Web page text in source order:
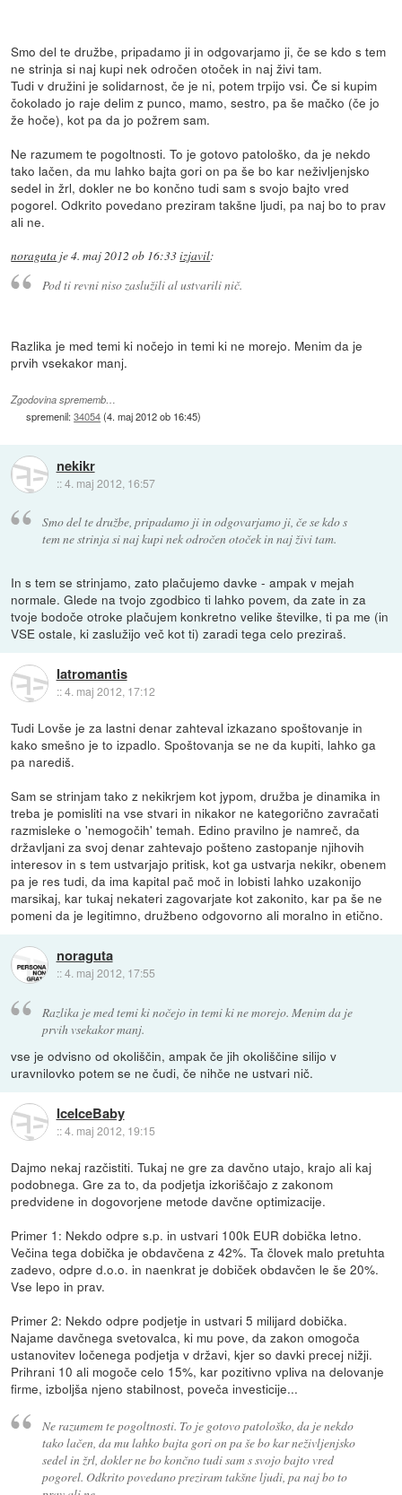
Smo del te družbe, pripadamo ji in odgovarjamo ji, če se kdo s tem
ne strinja si naj kupi nek odročen otoček in naj živi tam.
Tudi v družini je solidarnost, če je ni, potem trpijo vsi. Če si kupim
čokolado jo raje delim z punco, mamo, sestro, pa še mačko (če jo
že hoče), kot pa da jo požrem sam.
Ne razumem te pogoltnosti. To je gotovo patološko, da je nekdo
tako lačen, da mu lahko bajta gori on pa še bo kar neživljenjsko
sedel in žrl, dokler ne bo končno tudi sam s svojo bajto vred
pogorel. Odkrito povedano preziram takšne ljudi, pa naj bo to prav
ali ne.
noraguta je4. maj 2012 ob 16:33izjavil:
Pod ti revni niso zaslužili al ustvarili nič.
Razlika je med temi ki nočejo in temi ki ne morejo. Menim da je
prvih vsekakor manj.
Zgodovina sprememb…
spremenil:34054(4. maj 2012 ob 16:45)
nekikr
::4. maj 2012, 16:57
Smo del te družbe, pripadamo ji in odgovarjamo ji, če se kdo s
tem ne strinja si naj kupi nek odročen otoček in naj živi tam.
In s tem se strinjamo, zato plačujemo davke - ampak v mejah
normale. Glede na tvojo zgodbico ti lahko povem, da zate in za
tvoje bodoče otroke plačujem konkretno velike številke, ti pa me (in
VSE ostale, ki zaslužijo več kot ti) zaradi tega celo preziraš.
Iatromantis
::4. maj 2012, 17:12
Tudi Lovše je za lastni denar zahteval izkazano spoštovanje in
kako smešno je to izpadlo. Spoštovanja se ne da kupiti, lahko ga
pa narediš.
Sam se strinjam tako z nekikrjem kot jypom, družba je dinamika in
treba je pomisliti na vse stvari in nikakor ne kategorično zavračati
razmisleke o 'nemogočih' temah. Edino pravilno je namreč, da
državljani za svoj denar zahtevajo pošteno zastopanje njihovih
interesov in s tem ustvarjajo pritisk, kot ga ustvarja nekikr, obenem
pa je res tudi, da ima kapital pač moč in lobisti lahko uzakonijo
marsikaj, kar tukaj nekateri zagovarjate kot zakonito, kar pa še ne
pomeni da je legitimno, družbeno odgovorno ali moralno in etično.
noraguta
::4. maj 2012, 17:55
Razlika je med temi ki nočejo in temi ki ne morejo. Menim da je
prvih vsekakor manj.
vse je odvisno od okoliščin, ampak če jih okoliščine silijo v
uravnilovko potem se ne čudi, če nihče ne ustvari nič.
IceIceBaby
::4. maj 2012, 19:15
Dajmo nekaj razčistiti. Tukaj ne gre za davčno utajo, krajo ali kaj
podobnega. Gre za to, da podjetja izkoriščajo z zakonom
predvidene in dogovorjene metode davčne optimizacije.
Primer 1: Nekdo odpre s.p. in ustvari 100k EUR dobička letno.
Večina tega dobička je obdavčena z 42%. Ta človek malo pretuhta
zadevo, odpre d.o.o. in naenkrat je dobiček obdavčen le še 20%.
Vse lepo in prav.
Primer 2: Nekdo odpre podjetje in ustvari 5 milijard dobička.
Najame davčnega svetovalca, ki mu pove, da zakon omogoča
ustanovitev ločenega podjetja v državi, kjer so davki precej nižji.
Prihrani 10 ali mogoče celo 15%, kar pozitivno vpliva na delovanje
firme, izboljša njeno stabilnost, poveča investicije...
Ne razumem te pogoltnosti. To je gotovo patološko, da je nekdo
tako lačen, da mu lahko bajta gori on pa še bo kar neživljenjsko
sedel in žrl, dokler ne bo končno tudi sam s svojo bajto vred
pogorel. Odkrito povedano preziram takšne ljudi, pa naj bo to